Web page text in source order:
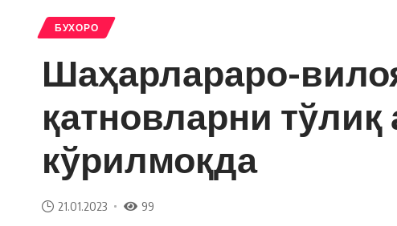
БУХОРО
Шаҳарлараро-
қатновларни
кўрилмоқда
21.01.2023 99